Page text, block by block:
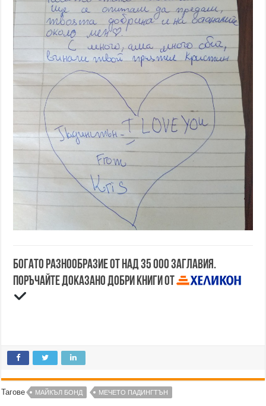
Богато разнообразие от над 35 000 заглавия.
Поръчайте доказано добри книги от
Тагове МАЙКЪЛ БОНД МЕЧЕТО ПАДИНГТЪН